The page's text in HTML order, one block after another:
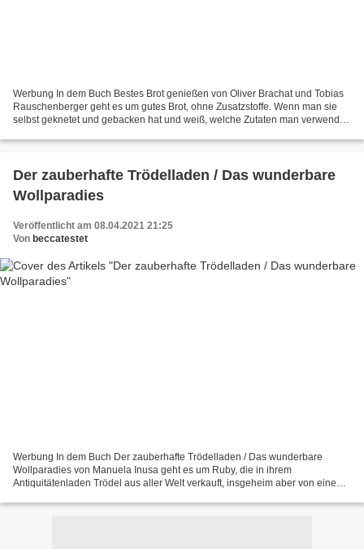
Werbung In dem Buch Bestes Brot genießen von Oliver Brachat und Tobias
Rauschenberger geht es um gutes Brot, ohne Zusatzstoffe. Wenn man sie
selbst geknetet und gebacken hat und weiß, welche Zutaten man verwendet
Der zauberhafte Trödelladen / Das wunderbare
Wollparadies
Veröffentlicht am 08.04.2021 21:25
Von beccatestet
Werbung In dem Buch Der zauberhafte Trödelladen / Das wunderbare
Wollparadies von Manuela Inusa geht es um Ruby, die in ihrem
Antiquitätenladen Trödel aus aller Welt verkauft, insgeheim aber von einem